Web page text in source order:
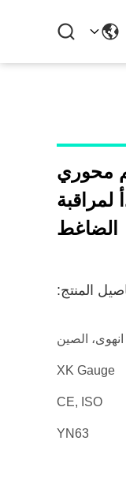
ضغط الهواء المملأ بالسائل 63 ملم محوري
لمراقبة
الضاغط
المنتج:
انهوى، الصين
XK Gauge
CE, ISO
YN63